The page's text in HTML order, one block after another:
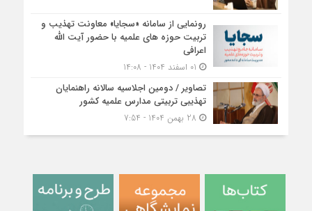
رونمایی از سامانه «سجایا» معاونت تهذیب و
تربیت حوزه‌ های علمیه با حضور آیت الله
اعرافی
تصاویر / دومین اجلاسیه سالانه راهنمایان
تهذیبی تربیتی مدارس علمیه کشور